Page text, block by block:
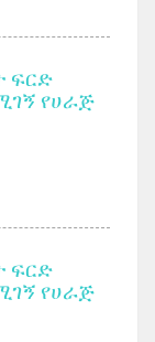
ፍርድ
የሀራጅ
ፍርድ
የሀራጅ